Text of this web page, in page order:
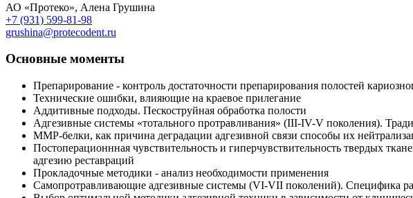
АО «Протеко», Алена Грушина
+7 (931) 599-81-98
grushina@protecodent.ru
Основные моменты
Препарирование - контроль достаточности препарирования полостей
Технические ошибки, влияющие на краевое прилегание
Аддитивные подходы. Пескоструйная обработка полости
Адгезивные системы «тотального протравливания» (III-IV-V поколения).
ММР-белки, как причина деградации адгезивной связи способы их
Постоперационнная чувствительность и гиперчувствительность твердых
адгезию реставраций
Прокладочные методики - анализ необходимости применения
Самопротравливающие адгезивные системы (VI-VII поколений). Специфика